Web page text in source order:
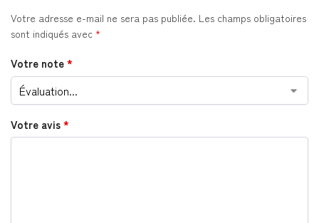
Votre adresse e-mail ne sera pas publiée. Les champs obligatoires
sont indiqués avec *
Votre note*
Votre avis*